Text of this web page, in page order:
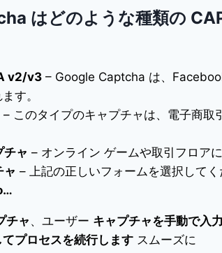
はどのような種類の
v2/v3 – Google Captcha は、
す。
– このタイプのキャプチャは、電子商取
チャ – オンライン ゲームや取引フロアに
ャ – 上記の正しいフォームを選択してく
チャ 、ユーザー キャプチャを手動で入
プロセスを続行します スムーズに